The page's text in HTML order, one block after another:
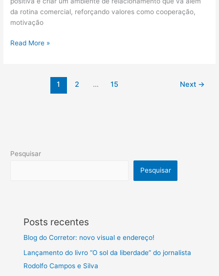
da rotina comercial, reforçando valores como cooperação,
motivação
Read More »
1 2 … 15 Next →
Pesquisar
Pesquisar
Posts recentes
Blog do Corretor: novo visual e endereço!
Lançamento do livro “O sol da liberdade” do jornalista
Rodolfo Campos e Silva